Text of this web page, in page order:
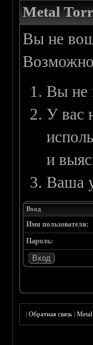
Metal
Вы не
Вы не
У вас
и
Ваша
Вход
Имя пользователя:
Пароль:
|Обратная связь |